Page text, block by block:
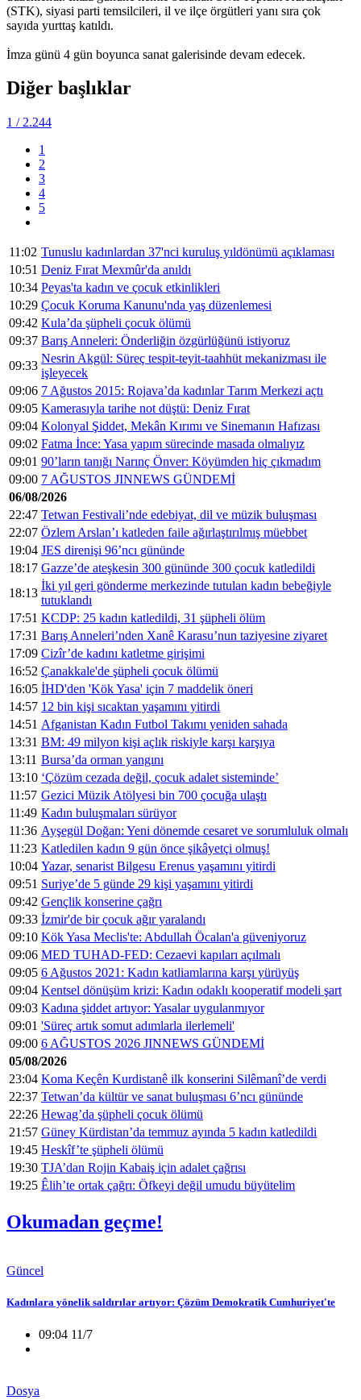
(STK), siyasi parti temsilcileri, il ve ilçe örgütleri yanı sıra çok
sayıda yurttaş katıldı.
İmza günü 4 gün boyunca sanat galerisinde devam edecek.
Diğer başlıklar
1 / 2.244
1
2
3
4
5
11:02 Tunuslu kadınlardan 37'nci kuruluş yıldönümü açıklaması
10:51 Deniz Fırat Mexmûr'da anıldı
10:34 Peyas'ta kadın ve çocuk etkinlikleri
10:29 Çocuk Koruma Kanunu'nda yaş düzenlemesi
09:42 Kula’da şüpheli çocuk ölümü
09:37 Barış Anneleri: Önderliğin özgürlüğünü istiyoruz
09:33
Nesrin Akgül: Süreç tespit-teyit-taahhüt mekanizması ile
işleyecek
09:06 7 Ağustos 2015: Rojava’da kadınlar Tarım Merkezi açtı
09:05 Kamerasıyla tarihe not düştü: Deniz Fırat
09:04 Kolonyal Şiddet, Mekân Kırımı ve Sinemanın Hafızası
09:02 Fatma İnce: Yasa yapım sürecinde masada olmalıyız
09:01 90’ların tanığı Narınç Önver: Köyümden hiç çıkmadım
09:00 7 AĞUSTOS JINNEWS GÜNDEMİ
06/08/2026
22:47 Tetwan Festivali’nde edebiyat, dil ve müzik buluşması
22:07 Özlem Arslan’ı katleden faile ağırlaştırılmış müebbet
19:04 JES direnişi 96’ncı gününde
18:17 Gazze’de ateşkesin 300 gününde 300 çocuk katledildi
18:13
İki yıl geri gönderme merkezinde tutulan kadın bebeğiyle
tutuklandı
17:51 KCDP: 25 kadın katledildi, 31 şüpheli ölüm
17:31 Barış Anneleri’nden Xanê Karasu’nun taziyesine ziyaret
17:09 Cizîr’de kadını katletme girişimi
16:52 Çanakkale'de şüpheli çocuk ölümü
16:05 İHD'den 'Kök Yasa' için 7 maddelik öneri
14:57 12 bin kişi sıcaktan yaşamını yitirdi
14:51 Afganistan Kadın Futbol Takımı yeniden sahada
13:31 BM: 49 milyon kişi açlık riskiyle karşı karşıya
13:11 Bursa’da orman yangını
13:10 ‘Çözüm cezada değil, çocuk adalet sisteminde’
11:57 Gezici Müzik Atölyesi bin 700 çocuğa ulaştı
11:49 Kadın buluşmaları sürüyor
11:36 Ayşegül Doğan: Yeni dönemde cesaret ve sorumluluk olmalı
11:23 Katledilen kadın 9 gün önce şikâyetçi olmuş!
10:04 Yazar, senarist Bilgesu Erenus yaşamını yitirdi
09:51 Suriye’de 5 günde 29 kişi yaşamını yitirdi
09:42 Gençlik konserine çağrı
09:33 İzmir'de bir çocuk ağır yaralandı
09:10 Kök Yasa Meclis'te: Abdullah Öcalan'a güveniyoruz
09:06 MED TUHAD-FED: Cezaevi kapıları açılmalı
09:05 6 Ağustos 2021: Kadın katliamlarına karşı yürüyüş
09:04 Kentsel dönüşüm krizi: Kadın odaklı kooperatif modeli şart
09:03 Kadına şiddet artıyor: Yasalar uygulanmıyor
09:01 'Süreç artık somut adımlarla ilerlemeli'
09:00 6 AĞUSTOS 2026 JINNEWS GÜNDEMİ
05/08/2026
23:04 Koma Keçên Kurdistanê ilk konserini Silêmanî’de verdi
22:37 Tetwan’da kültür ve sanat buluşması 6’ncı gününde
22:26 Hewag’da şüpheli çocuk ölümü
21:57 Güney Kürdistan’da temmuz ayında 5 kadın katledildi
19:45 Heskîf’te şüpheli ölümü
19:30 TJA’dan Rojin Kabaiş için adalet çağrısı
19:25 Êlih’te ortak çağrı: Öfkeyi değil umudu büyütelim
Okumadan geçme!
Güncel
Kadınlara yönelik saldırılar artıyor: Çözüm Demokratik Cumhuriyet'te
09:04 11/7
Dosya